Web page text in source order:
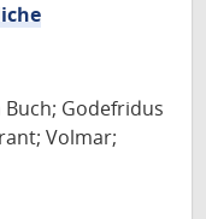
Godefridus
Volmar;